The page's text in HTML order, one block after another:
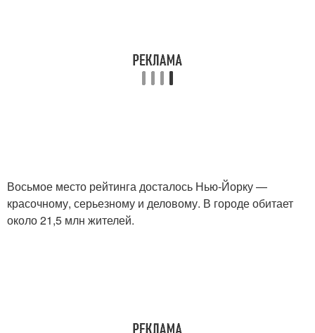
Восьмое место рейтинга досталось Нью-Йорку —
красочному, серьезному и деловому. В городе обитает
около 21,5 млн жителей.